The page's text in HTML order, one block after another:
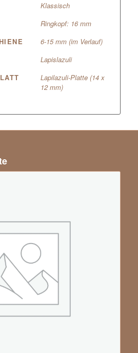
Klassisch
Ringkopf: 16 mm
6-15 mm (im Verlauf)
Lapislazuli
Lapilazuli-Platte (14 x
12 mm)